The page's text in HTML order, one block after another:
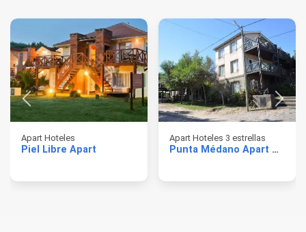
Apart Hoteles
Piel Libre Apart
Apart Hoteles 3 estrellas
Punta Médano Apart Hotel